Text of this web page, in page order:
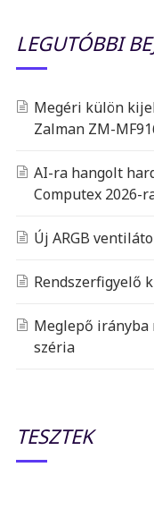
LEGUTÓBBI
Megéri külön
Zalman ZM-
AI-ra hangolt
Computex 2026-
Új ARGB
Rendszerfigyelő
Meglepő irányba
széria
TESZTEK